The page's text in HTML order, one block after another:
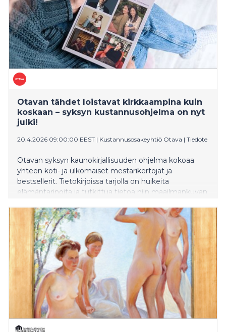
Otavan tähdet loistavat kirkkaampina kuin
koskaan – syksyn kustannusohjelma on nyt
julki!
20.4.2026 09:00:00 EEST | Kustannusosakeyhtiö Otava | Tiedote
Otavan syksyn kaunokirjallisuuden ohjelma kokoaa
yhteen koti- ja ulkomaiset mestarikertojat ja
bestsellerit. Tietokirjoissa tarjolla on huikeita
elämäntarinoita ja tutkittua tietoa niin maailmankuvan